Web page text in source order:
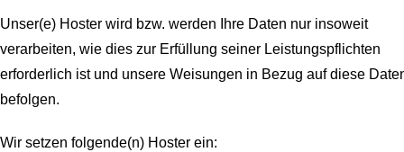
Unser(e) Hoster wird bzw. werden Ihre Daten nur insoweit
verarbeiten, wie dies zur Erfüllung seiner Leistungspflichten
erforderlich ist und unsere Weisungen in Bezug auf diese
befolgen.
Wir setzen folgende(n) Hoster ein: